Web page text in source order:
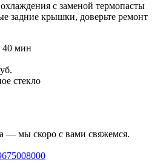
с заменой термопасты
задние крышки, доверьте ремонт
40 мин
стекло
— мы скоро с вами свяжемся.